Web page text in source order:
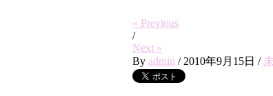
« Previous
/
Next »
By admin / 2010年9月15日 /